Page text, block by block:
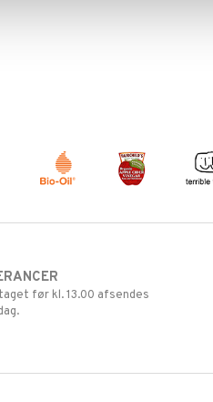
før kl. 13.00 afsendes